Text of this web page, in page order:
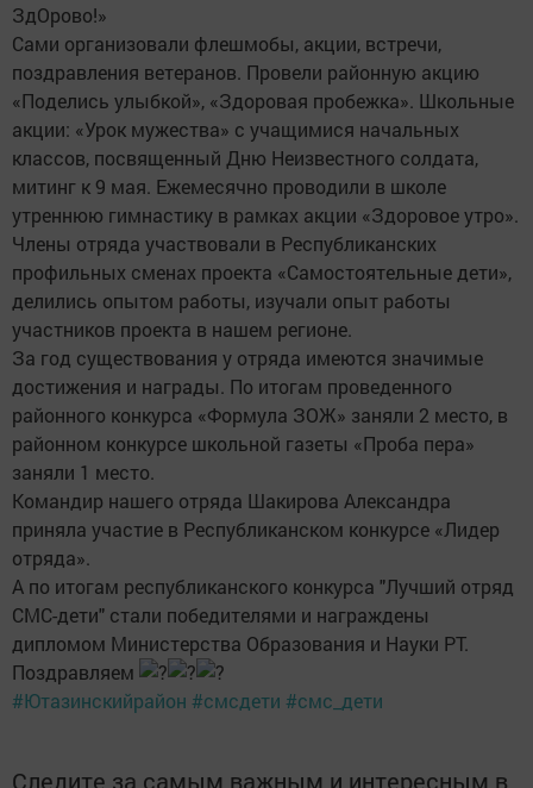
ЗдОрово!»
Сами организовали флешмобы, акции, встречи,
поздравления ветеранов. Провели районную акцию
«Поделись улыбкой», «Здоровая пробежка». Школьные
акции: «Урок мужества» с учащимися начальных
классов, посвященный Дню Неизвестного солдата,
митинг к 9 мая. Ежемесячно проводили в школе
утреннюю гимнастику в рамках акции «Здоровое утро».
Члены отряда участвовали в Республиканских
профильных сменах проекта «Самостоятельные дети»,
делились опытом работы, изучали опыт работы
участников проекта в нашем регионе.
За год существования у отряда имеются значимые
достижения и награды. По итогам проведенного
районного конкурса «Формула ЗОЖ» заняли 2 место, в
районном конкурсе школьной газеты «Проба пера»
заняли 1 место.
Командир нашего отряда Шакирова Александра
приняла участие в Республиканском конкурсе «Лидер
отряда».
А по итогам республиканского конкурса "Лучший отряд
СМС-дети" стали победителями и награждены
дипломом Министерства Образования и Науки РТ.
Поздравляем
#Ютазинскийрайон #смсдети #смс_дети
Следите за самым важным и интересным в